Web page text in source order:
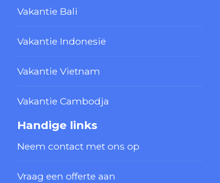
Vakantie Bali
Vakantie Indonesië
Vakantie Vietnam
Vakantie Cambodja
Handige links
Neem contact met ons op
Vraag een offerte aan